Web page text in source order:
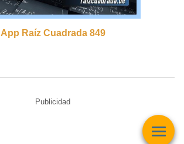
App Raíz Cuadrada 849
Publicidad